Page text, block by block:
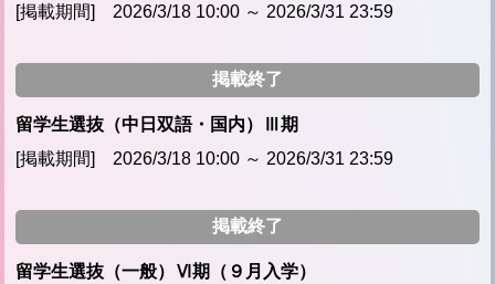
[掲載期間] 2026/3/18 10:00 ～ 2026/3/31 23:59
掲載終了
留学生選抜（中日双語・国内）Ⅲ期
[掲載期間] 2026/3/18 10:00 ～ 2026/3/31 23:59
掲載終了
留学生選抜（一般）Ⅵ期（９月入学）